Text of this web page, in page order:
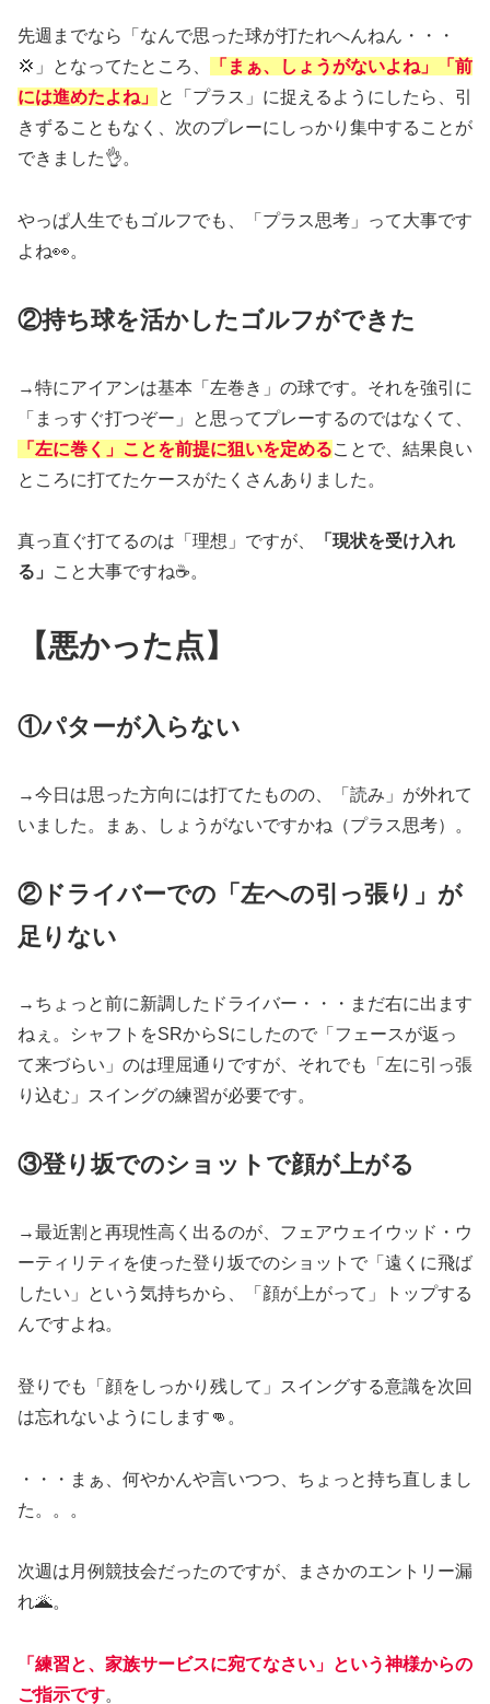
先週までなら「なんで思った球が打たれへんねん・・・
💢」となってたところ、
「まぁ、しょうがないよね」「前
には進めたよね」 と「プラス」に捉えるようにしたら、引
きずることもなく、次のプレーにしっかり集中することが
できました👌。
やっぱ人生でもゴルフでも、「プラス思考」って大事です
よね👀。
②持ち球を活かしたゴルフができた
→特にアイアンは基本「左巻き」の球です。それを強引に
「まっすぐ打つぞー」と思ってプレーするのではなくて、
「左に巻く」ことを前提に狙いを定めることで、結果良い
ところに打てたケースがたくさんありました。
真っ直ぐ打てるのは「理想」ですが、
「現状を受け入れ
る」
こと大事ですね☕️。
【悪かった点】
①パターが入らない
→今日は思った方向には打てたものの、「読み」が外れて
いました。まぁ、しょうがないですかね（プラス思考）。
②ドライバーでの「左への引っ張り」が
足りない
→ちょっと前に新調したドライバー・・・まだ右に出ます
ねぇ。シャフトをSRからSにしたので「フェースが返っ
て来づらい」のは理屈通りですが、それでも「左に引っ張
り込む」スイングの練習が必要です。
③登り坂でのショット で顔が上がる
→最近割と再現性高く出るのが、フェアウェイウッド・ウ
ーティリティを使った登り坂でのショットで「遠くに飛ば
したい」という気持ちから、「顔が上がって」トップする
んですよね。
登りでも「顔をしっかり残して」スイングする意識を次回
は忘れないようにします👊。
・・・まぁ、何やかんや言いつつ、ちょっと持ち直しまし
た。。。
次週は月例競技会だったのですが、まさかのエントリー漏
れ🌋。
「練習と、家族サービスに宛てなさい」という神様からの
ご指示です。